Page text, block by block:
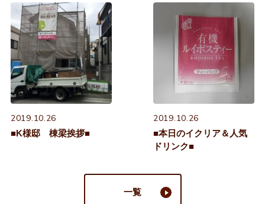
2019.10.26
■K様邸 棟梁挨拶■
2019.10.26
■本日のイクリア＆人気
ドリンク■
一覧